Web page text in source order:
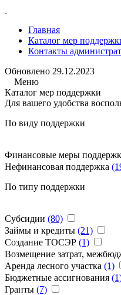
Главная
Каталог мер
Контакты
Обновлено 29.12.2023
Меню
Каталог мер поддержки
Для вашего удобства
По виду поддержки
Финансовые меры
Нефинансовая поддержка
По типу поддержки
Субсидии (80)
Займы и кредиты (21)
Создание ТОСЭР (1)
Возмещение затрат,
Аренда лесного участка (1)
Бюджетные ассигнования
Гранты (7)